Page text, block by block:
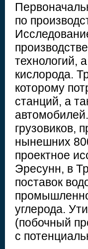
по
технологий,
кислорода.
которому
станций, а
грузовиков,
нынешних
проектное
Эресунн, в
поставок
углерода.
(побочный
с